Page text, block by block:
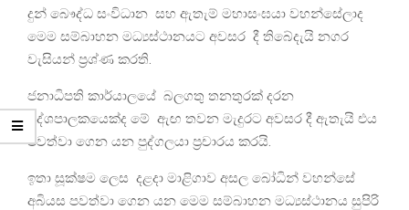
දුන් බෞද්ධ සංවිධාන සහ ඇතැම් මහාසංඝයා වහන්සේලාද
මෙම සම්බාහන මධ්‍යස්ථානයට අවසර දී තිබේදැයි නගර
වැසියන් ප්‍රශ්ණ කරති.
ජනාධිපති කාර්යාලයේ බලගතු තනතුරක් දරන
දේශපාලකයෙක්ද මේ ඇඟ තවන මැදුරට අවසර දී ඇතැයි එය
පවත්වා ගෙන යන පුද්ගලයා ප්‍රචාරය කරයි.
ඉතා සූක්ෂම ලෙස දළදා මාළිගාව අසල බෝධින් වහන්සේ
අබියස පවත්වා ගෙන යන මෙම සම්බාහන මධ්‍යස්ථානය සුපිරි